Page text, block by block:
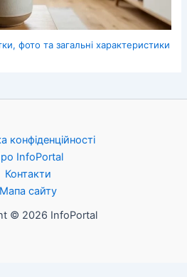
фото та загальні характеристики
конфіденційності
InfoPortal
Контакти
Мапа сайту
© 2026 InfoPortal